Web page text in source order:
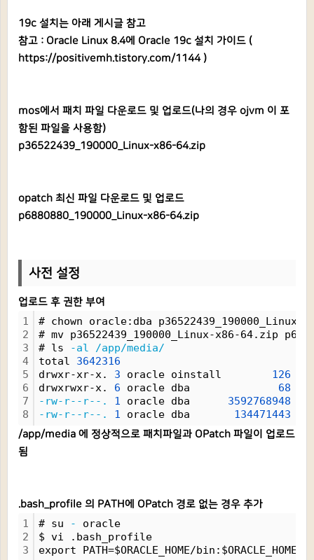
19c 설치는 아래 게시글 참고
참고 : Oracle Linux 8.4에 Oracle 19c 설치 가이드 (
https://positivemh.tistory.com/1144)
mos에서 패치 파일 다운로드 및 업로드(나의 경우 ojvm 이 포
함된 파일을 사용함)
p36522439_190000_Linux-x86-64.zip
opatch 최신 파일 다운로드 및 업로드
p6880880_190000_Linux-x86-64.zip
사전 설정
업로드 후 권한 부여
1
2
3
4
5
6
7
8
# chown oracle:dba
# mv p36522439_190000_Linux-x86-64.zip
# ls
-al
/app/media/
total 3642316
drwxr-xr-x. 3 oracle oinstall 126
drwxrwxr-x. 6 oracle dba 68
-rw-r--r--.
1 oracle dba 3592768948
-rw-r--r--.
1 oracle dba 134471443
/app/media 에 정상적으로 패치파일과 OPatch 파일이 업로드
됨
.bash_profile 의 PATH에 OPatch 경로 없는 경우 추가
1
2
3
# su -
oracle
$ vi .bash_profile
export PATH=$ORACLE_HOME/bin:$ORACLE_HOME/